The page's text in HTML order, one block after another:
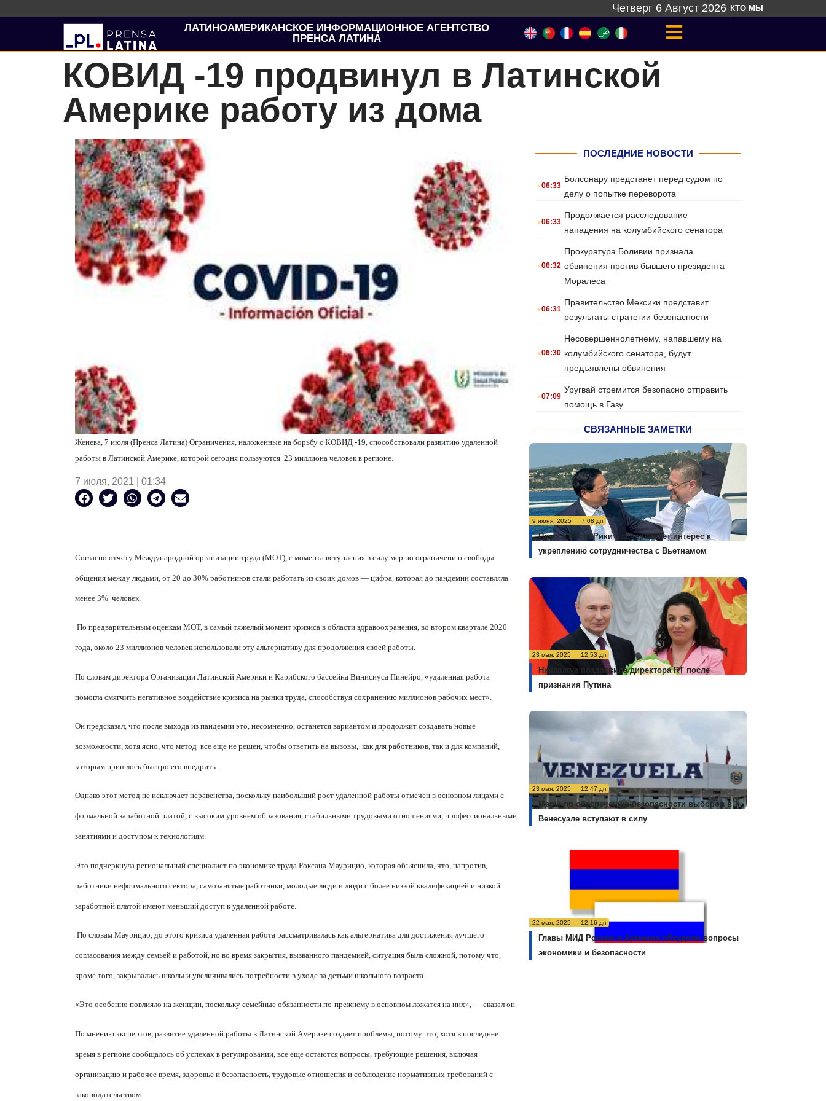
Четверг 6 Август 2026 КТО МЫ
ЛАТИНОАМЕРИКАНСКОЕ ИНФОРМАЦИОННОЕ АГЕНТСТВО
ПРЕНСА ЛАТИНА
КОВИД -19 продвинул в Латинской
Америке работу из дома
Женева, 7 июля (Пренса Латина) Ограничения, наложенные на борьбу с КОВИД -19, способствовали развитию удаленной
работы в Латинской Америке, которой сегодня пользуются 23 миллиона человек в регионе.
7 июля, 2021 | 01:34
Согласно отчету Международной организации труда (МОТ), с момента вступления в силу мер по ограничению свободы
общения между людьми, от 20 до 30% работников стали работать из своих домов — цифра, которая до пандемии составляла
менее 3% человек.
По предварительным оценкам МОТ, в самый тяжелый момент кризиса в области здравоохранения, во втором квартале 2020
года, около 23 миллионов человек использовали эту альтернативу для продолжения своей работы.
По словам директора Организации Латинской Америки и Карибского бассейна Винисиуса Пинейро, «удаленная работа
помогла смягчить негативное воздействие кризиса на рынки труда, способствуя сохранению миллионов рабочих мест».
Он предсказал, что после выхода из пандемии это, несомненно, останется вариантом и продолжит создавать новые
возможности, хотя ясно, что метод все еще не решен, чтобы ответить на вызовы, как для работников, так и для компаний,
которым пришлось быстро его внедрить.
Однако этот метод не исключает неравенства, поскольку наибольший рост удаленной работы отмечен в основном лицами с
формальной заработной платой, с высоким уровнем образования, стабильными трудовыми отношениями, профессиональными
занятиями и доступом к технологиям.
Это подчеркнула региональный специалист по экономике труда Роксана Маурицио, которая объяснила, что, напротив,
работники неформального сектора, самозанятые работники, молодые люди и люди с более низкой квалификацией и низкой
заработной платой имеют меньший доступ к удаленной работе.
По словам Маурицио, до этого кризиса удаленная работа рассматривалась как альтернатива для достижения лучшего
согласования между семьей и работой, но во время закрытия, вызванного пандемией, ситуация была сложной, потому что,
кроме того, закрывались школы и увеличивались потребности в уходе за детьми школьного возраста.
«Это особенно повлияло на женщин, поскольку семейные обязанности по-прежнему в основном ложатся на них», — сказал он.
По мнению экспертов, развитие удаленной работы в Латинской Америке создает проблемы, потому что, хотя в последнее
время в регионе сообщалось об успехах в регулировании, все еще остаются вопросы, требующие решения, включая
организацию и рабочее время, здоровье и безопасность, трудовые отношения и соблюдение нормативных требований с
законодательством.
ПОСЛЕДНИЕ НОВОСТИ
.06:33
Болсонару предстанет перед судом по
делу о попытке переворота
.06:33
Продолжается расследование
нападения на колумбийского сенатора
.06:32
Прокуратура Боливии признала
обвинения против бывшего президента
Моралеса
.06:31
Правительство Мексики представит
результаты стратегии безопасности
.06:30
Несовершеннолетнему, напавшему на
колумбийского сенатора, будут
предъявлены обвинения
.07:09
Уругвай стремится безопасно отправить
помощь в Газу
СВЯЗАННЫЕ ЗАМЕТКИ
9 июня, 2025 7:08 дп
Пресса Коста-Рики подчеркивает интерес к
укреплению сотрудничества с Вьетнамом
23 мая, 2025 12:53 дп
Никарагуа поздравила директора RT после
признания Путина
23 мая, 2025 12:47 дп
Меры по обеспечению безопасности выборов в
Венесуэле вступают в силу
22 мая, 2025 12:16 дп
Главы МИД России и Армении обсудили вопросы
экономики и безопасности